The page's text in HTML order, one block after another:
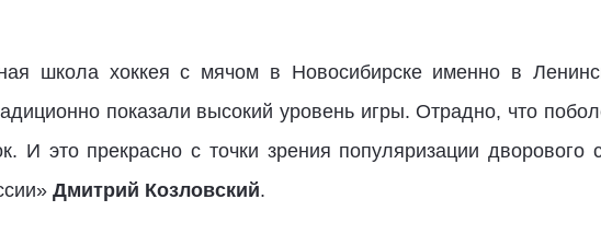
школа хоккея с мячом в Новосибирске именно в
показали высокий уровень игры. Отрадно, что
И это прекрасно с точки зрения популяризации дворового
Дмитрий Козловский.